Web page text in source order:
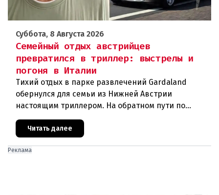
Суббота, 8 Августа 2026
Семейный отдых австрийцев
превратился в триллер: выстрелы и
погоня в Италии
Тихий отдых в парке развлечений Gardaland
обернулся для семьи из Нижней Австрии
настоящим триллером. На обратном пути по
автостраде между Вероной и Венецией их машина
подверглась обстрелу, за которым
Читать далее
Реклама